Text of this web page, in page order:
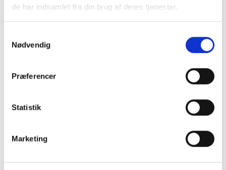
de har indsamlet fra din brug af deres tjenester.
Nødvendig
Præferencer
Statistik
Marketing